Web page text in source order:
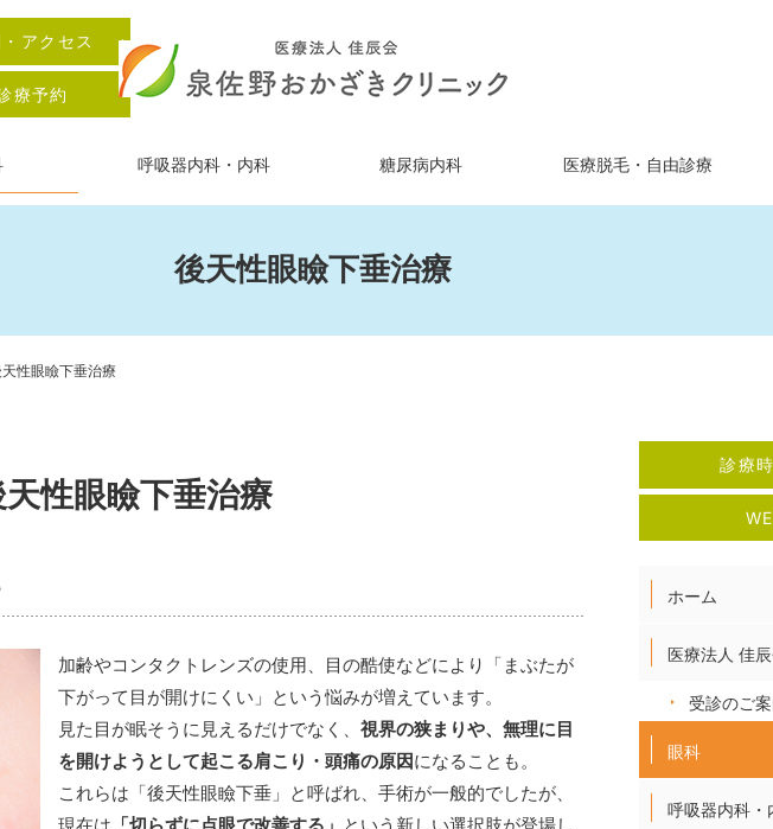
後天性眼瞼下垂治療
性眼瞼下垂治療
天性眼瞼下垂治療
加齢やコンタクトレンズの使用、目の酷使などにより「まぶたが
下がって目が開けにくい」という悩みが増えています。
見た目が眠そうに見えるだけでなく、 視界の狭まりや、無理に目
を開けようとして起こる肩こり・頭痛の原因になることも。
これらは「後天性眼瞼下垂」と呼ばれ、手術が一般的でしたが、
診療
ホーム
医療法人 佳
受診のご
眼科
呼吸器内科・
アクセス
療予約
呼吸器内科・内科 糖尿病内科 医療脱毛・自由診療